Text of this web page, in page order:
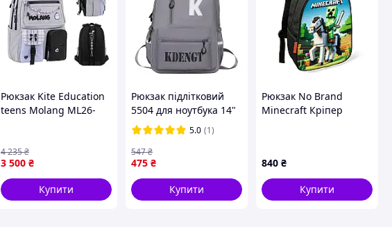
Рюкзак Kite Education
teens Molang ML26-
3 500 ₴
4 235₴
Купити
Рюкзак підлітковий
5504 для ноутбука 14"
водонепроникний 2
відділення 20-35 л
Gray Wr "Wr"
5.0 (1)
475 ₴
547₴
Купити
Рюкзак No Brand
Minecraft Кріпер
840 ₴
Купити